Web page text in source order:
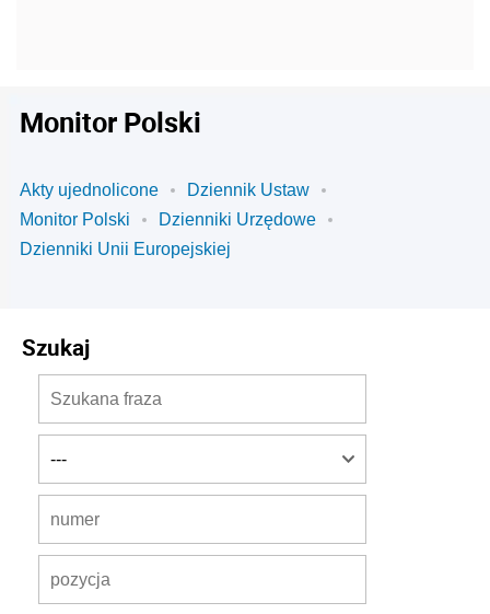
Monitor Polski
Akty ujednolicone
Dziennik Ustaw
Monitor Polski
Dzienniki Urzędowe
Dzienniki Unii Europejskiej
Szukaj